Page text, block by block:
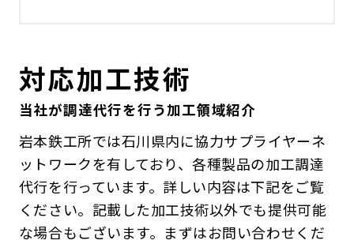
対応加工技術
当社が調達代行を行う加工領域紹介
岩本鉄工所では石川県内に協力サプライヤーネ
ットワークを有しており、各種製品の加工調達
代行を行っています。詳しい内容は下記をご覧
ください。記載した加工技術以外でも提供可能
な場合もございます。まずはお問い合わせくだ